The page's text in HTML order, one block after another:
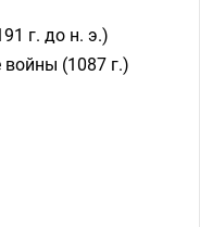
г. до н. э.)
войны (1087 г.)